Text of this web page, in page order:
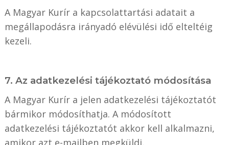
A Magyar Kurír a kapcsolattartási adatait a
megállapodásra irányadó elévülési idő elteltéig
kezeli.
7. Az adatkezelési tájékoztató módosítása
A Magyar Kurír a jelen adatkezelési tájékoztatót
bármikor módosíthatja. A módosított
adatkezelési tájékoztatót akkor kell alkalmazni,
amikor azt e-mailben megküldi.